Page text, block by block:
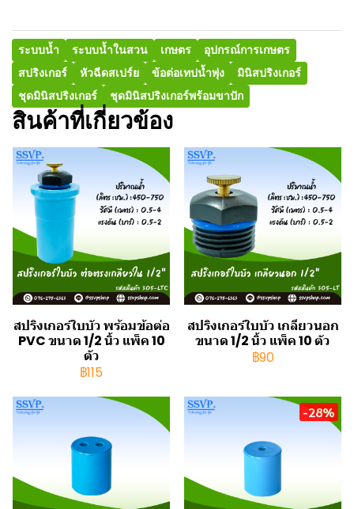
ระบบน้ำ ระบบน้ำในสวน เกษตร
อุปกรณ์การเกษตร
สปริงเกอร์
หัวฉีดสเปร์ย ข้อต่อเทปน้ำพุ่ง
มินิสปริงเกอร์
ชุดมินิสปริงเกอร์
ชุดมินิสปริงเกอร์พร้อมขาปัก
สินค้าที่เกี่ยวข้อง
สปริงเกอร์ใบบัว พร้อมข้อต่อ
PVC ขนาด 1/2 นิ้ว แพ็ค 10
ตัว
฿115
สปริงเกอร์ใบบัว เกลียวนอก
ขนาด 1/2 นิ้ว แพ็ค 10 ตัว
฿90
-28%